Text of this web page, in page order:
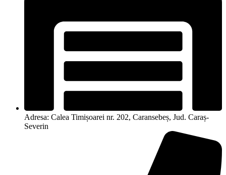
Adresa: Calea Timișoarei nr. 202, Caransebeș, Jud. Caraș-
Severin